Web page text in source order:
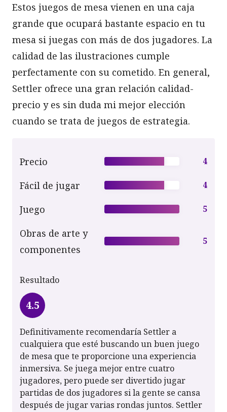
Estos juegos de mesa vienen en una caja
grande que ocupará bastante espacio en tu
mesa si juegas con más de dos jugadores. La
calidad de las ilustraciones cumple
perfectamente con su cometido. En general,
Settler ofrece una gran relación calidad-
precio y es sin duda mi mejor elección
cuando se trata de juegos de estrategia.
Precio 4
Fácil de jugar 4
Juego 5
Obras de arte y
componentes
5
Resultado
4.5
Definitivamente recomendaría Settler a
cualquiera que esté buscando un buen juego
de mesa que te proporcione una experiencia
inmersiva. Se juega mejor entre cuatro
jugadores, pero puede ser divertido jugar
partidas de dos jugadores si la gente se cansa
después de jugar varias rondas juntos. Settler